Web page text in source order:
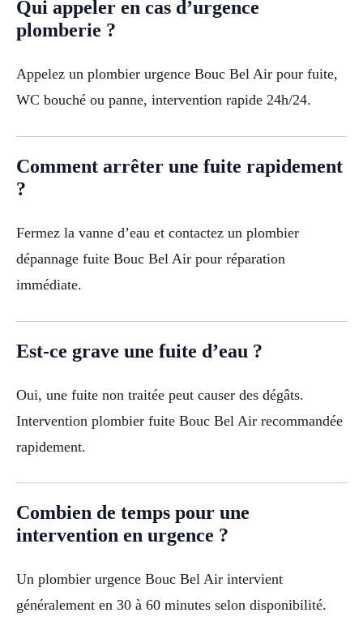
Qui appeler en cas d’urgence
plomberie ?
Appelez un plombier urgence Bouc Bel Air pour fuite,
WC bouché ou panne, intervention rapide 24h/24.
Comment arrêter une fuite rapidement
?
Fermez la vanne d’eau et contactez un plombier
dépannage fuite Bouc Bel Air pour réparation
immédiate.
Est-ce grave une fuite d’eau ?
Oui, une fuite non traitée peut causer des dégâts.
Intervention plombier fuite Bouc Bel Air recommandée
rapidement.
Combien de temps pour une
intervention en urgence ?
Un plombier urgence Bouc Bel Air intervient
généralement en 30 à 60 minutes selon disponibilité.